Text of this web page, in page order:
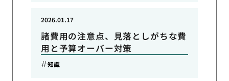
諸費用の注意点、見落としがちな費
用と予算オーバー対策
2026.01.17
知識